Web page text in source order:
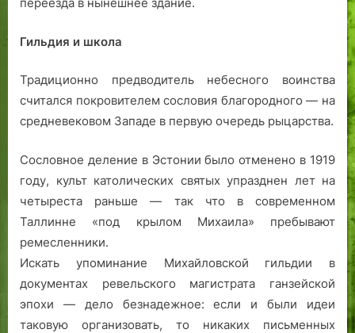
Гильдия и школа
Традиционно предводитель небесного воинства
считался покровителем сословия благородного — на
средневековом Западе в первую очередь рыцарства.
Сословное деление в Эстонии было отменено в 1919
году, культ католических святых упразднен лет на
четыреста раньше — так что в современном
Таллинне «под крылом Михаила» пребывают
ремесленники.
Искать упоминание Михайловской гильдии в
документах ревельского магистрата ганзейской
эпохи — дело безнадежное: если и были идеи
таковую организовать, то никаких письменных